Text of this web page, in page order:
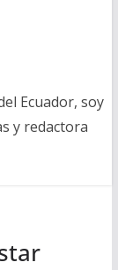
Ecuador, soy
y redactora